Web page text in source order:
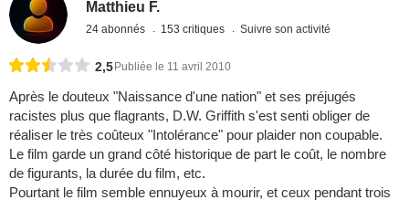
Matthieu F.
24 abonnés 153 critiques Suivre son activité
2,5 Publiée le 11 avril 2010
Après le douteux "Naissance d'une nation" et ses préjugés
racistes plus que flagrants, D.W. Griffith s'est senti obliger de
réaliser le très coûteux "Intolérance" pour plaider non coupable.
Le film garde un grand côté historique de part le coût, le nombre
de figurants, la durée du film, etc.
Pourtant le film semble ennuyeux à mourir, et ceux pendant trois